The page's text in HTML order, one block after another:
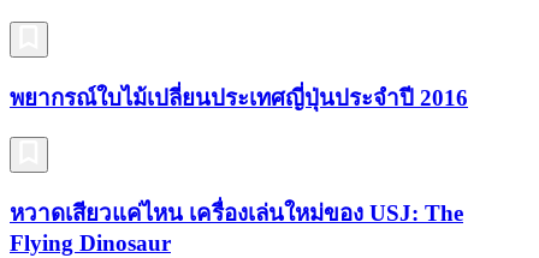
พยากรณ์ใบไม้เปลี่ยนประเทศญี่ปุ่นประจำปี 2016
หวาดเสียวแค่ไหน เครื่องเล่นใหม่ของ USJ: The
Flying Dinosaur